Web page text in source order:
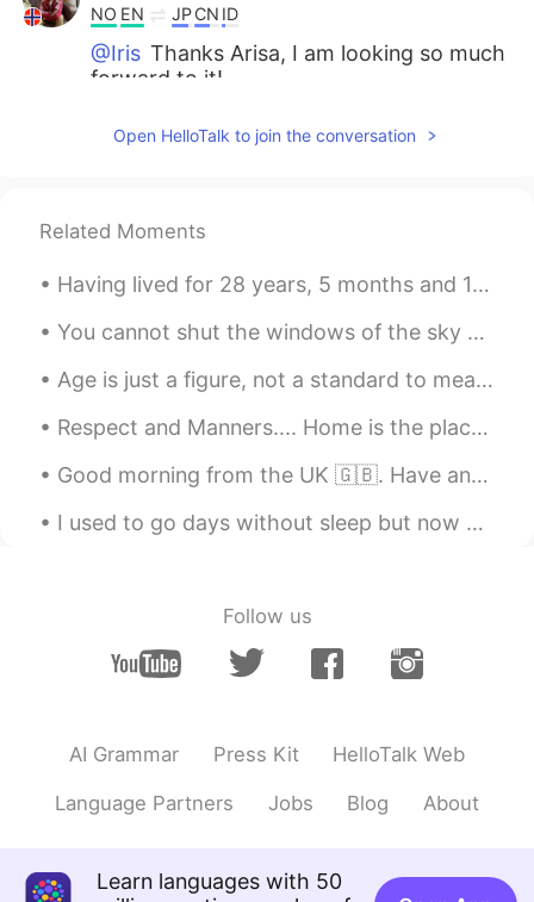
NO EN JPCN ID
@Iris Thanks Arisa, I am looking so much
forward to it!
Jonas ジョナス 2019.07.30 16:27
とばを見るだけで頭が痛くなる。書き方絶
marei.yamada 2019.07.30 15:58
JP CN
仕事
最後の日だった。
これからも、皆頑張ってください。
さて、明日日本
迎えてワーホリを楽
から、
ワーホリを楽しむ
これからページをめ って 新しい章
新しい人生のページをめ く って 、プロ
ローグを 紡ぎ 始めます
Open HelloTalk to join the conversation
Related Moments
Having lived for 28 years, 5 months and 15 days, I have finally realised that I dislike people. I...
You cannot shut the windows of the sky Through which Aurora shows her brightening face. Good nigh...
Age is just a figure, not a standard to measure how old mind is 🤓 be young and enjoy every moment...
Respect and Manners.... Home is the place where you first learn about manners and respect. >You ...
Good morning from the UK 🇬🇧. Have an amazing day everyone ! Happy Wednesday 🥳 We made it halfway ...
I used to go days without sleep but now when I try to stay up late I eventually fall asleep 😂😂😂 a...
Follow us
AI Grammar Press Kit HelloTalk Web
Language Partners Jobs Blog About
Learn languages with 50